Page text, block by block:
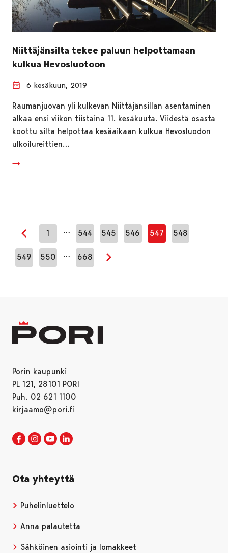
Niittäjänsilta tekee paluun helpottamaan
kulkua Hevosluotoon
6 kesäkuun, 2019
Raumanjuovan yli kulkevan Niittäjänsillan asentaminen
alkaa ensi viikon tiistaina 11. kesäkuuta. Viidestä osasta
koottu silta helpottaa kesäaikaan kulkua Hevosluodon
ulkoilureittien…
Edellinen sivu
1 … 544 545 546 547 548
549 550 … 668
Seuraava sivu
Porin kaupunki
PL 121, 28101 PORI
Puh. 02 621 1100
kirjaamo@pori.fi
Porin kaupunki Facebookissa
Avautuu uudessa välilehdessä
Porin kaupunki Instagramissa
Avautuu uudessa välilehdessä
Porin kaupunki Youtubessa
Avautuu uudessa välilehdessä
Ota yhteyttä
Puhelinluettelo
Anna palautetta
Sähköinen asiointi ja lomakkeet